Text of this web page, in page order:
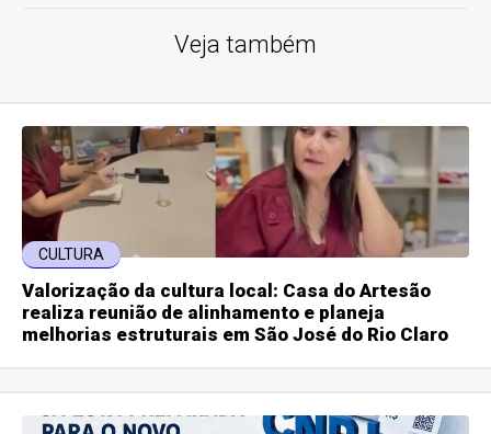
Veja também
CULTURA
Valorização da cultura local: Casa do Artesão
realiza reunião de alinhamento e planeja
melhorias estruturais em São José do Rio Claro